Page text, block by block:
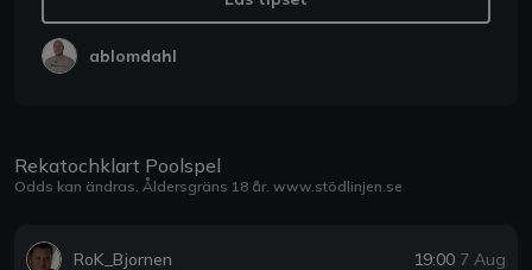
ablomdahl
Rekatochklart Poolspel
Odds kan ändras. Åldersgräns 18 år. www.stödlinjen.se
RoK_Bjornen 19:00 7 Aug